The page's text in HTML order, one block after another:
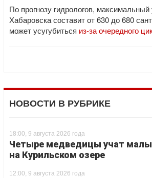
По прогнозу гидрологов,
Хабаровска составит от 630 до 680
может усугубиться из-за очередного
НОВОСТИ В РУБРИКЕ
18:00, 9 августа 2026 года
Четыре медведицы учат
на Курильском озере
12:00, 9 августа 2026 года